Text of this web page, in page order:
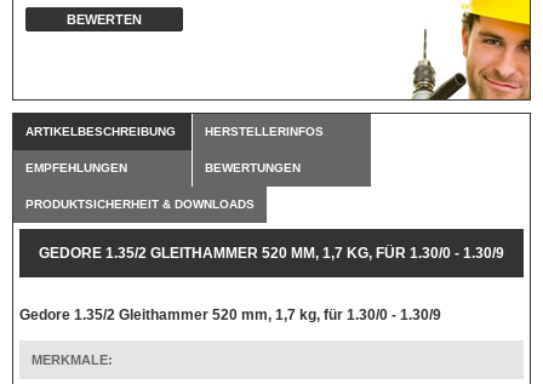
BEWERTEN
ARTIKELBESCHREIBUNG HERSTELLERINFOS
EMPFEHLUNGEN BEWERTUNGEN
PRODUKTSICHERHEIT & DOWNLOADS
GEDORE 1.35/2 GLEITHAMMER 520 MM, 1,7 KG, FÜR 1.30/0 - 1.30/9
Gedore 1.35/2 Gleithammer 520 mm, 1,7 kg, für 1.30/0 - 1.30/9
MERKMALE: